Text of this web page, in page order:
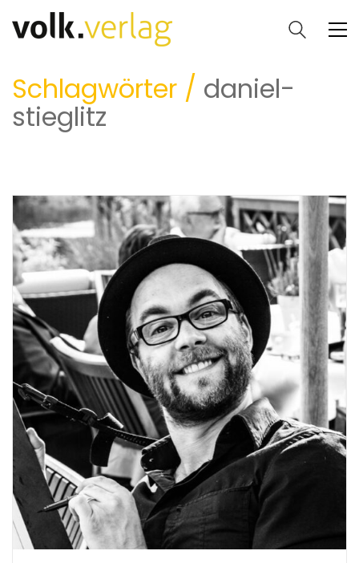
Schlagwörter / daniel-
stieglitz